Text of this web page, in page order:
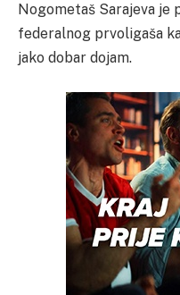
Nogometaš Sarajeva je
federalnog prvoligaša
jako dobar dojam.